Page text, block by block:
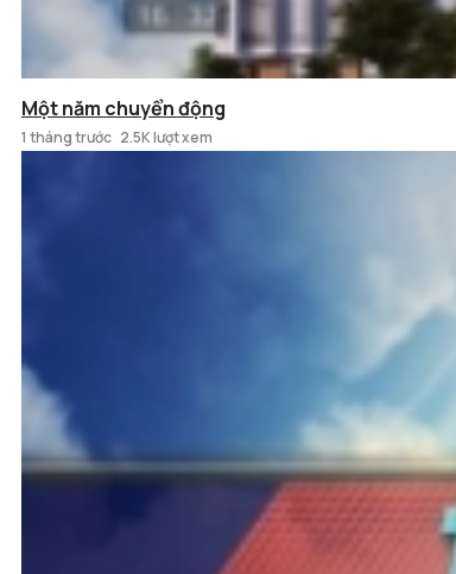
Một năm chuyển động
1 tháng trước 2.5K lượt xem